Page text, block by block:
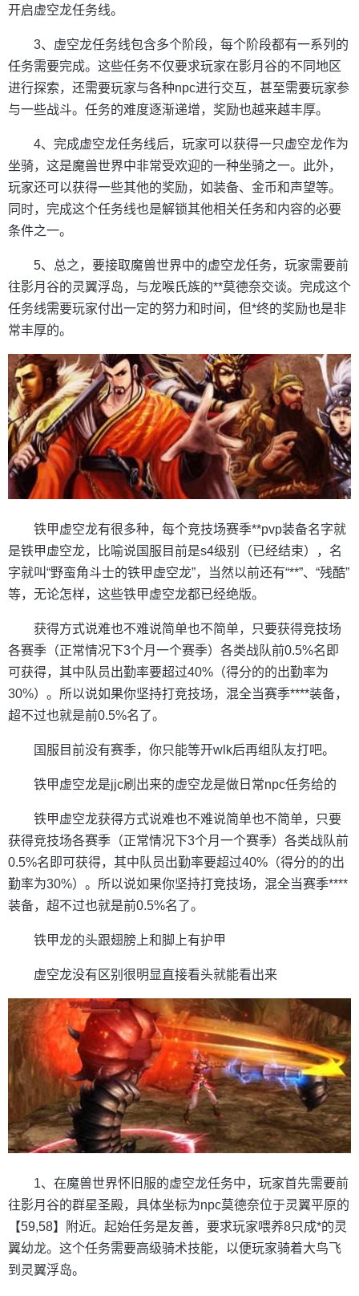
开启虚空龙任务线。
3、虚空龙任务线包含多个阶段，每个阶段都有一系列的
任务需要完成。这些任务不仅要求玩家在影月谷的不同地区
进行探索，还需要玩家与各种npc进行交互，甚至需要玩家参
与一些战斗。任务的难度逐渐递增，奖励也越来越丰厚。
4、完成虚空龙任务线后，玩家可以获得一只虚空龙作为
坐骑，这是魔兽世界中非常受欢迎的一种坐骑之一。此外，
玩家还可以获得一些其他的奖励，如装备、金币和声望等。
同时，完成这个任务线也是解锁其他相关任务和内容的必要
条件之一。
5、总之，要接取魔兽世界中的虚空龙任务，玩家需要前
往影月谷的灵翼浮岛，与龙喉氏族的**莫德奈交谈。完成这个
任务线需要玩家付出一定的努力和时间，但*终的奖励也是非
常丰厚的。
铁甲虚空龙有很多种，每个竞技场赛季**pvp装备名字就
是铁甲虚空龙，比喻说国服目前是s4级别（已经结束），名
字就叫“野蛮角斗士的铁甲虚空龙”，当然以前还有“**”、“残酷”
等，无论怎样，这些铁甲虚空龙都已经绝版。
获得方式说难也不难说简单也不简单，只要获得竞技场
各赛季（正常情况下3个月一个赛季）各类战队前0.5%名即
可获得，其中队员出勤率要超过40%（得分的的出勤率为
30%）。所以说如果你坚持打竞技场，混全当赛季****装备，
超不过也就是前0.5%名了。
国服目前没有赛季，你只能等开wlk后再组队友打吧。
铁甲虚空龙是jjc刷出来的虚空龙是做日常npc任务给的
铁甲虚空龙获得方式说难也不难说简单也不简单，只要
获得竞技场各赛季（正常情况下3个月一个赛季）各类战队前
0.5%名即可获得，其中队员出勤率要超过40%（得分的的出
勤率为30%）。所以说如果你坚持打竞技场，混全当赛季****
装备，超不过也就是前0.5%名了。
铁甲龙的头跟翅膀上和脚上有护甲
虚空龙没有区别很明显直接看头就能看出来
1、在魔兽世界怀旧服的虚空龙任务中，玩家首先需要前
往影月谷的群星圣殿，具体坐标为npc莫德奈位于灵翼平原的
【59,58】附近。起始任务是友善，要求玩家喂养8只成*的灵
翼幼龙。这个任务需要高级骑术技能，以便玩家骑着大鸟飞
到灵翼浮岛。